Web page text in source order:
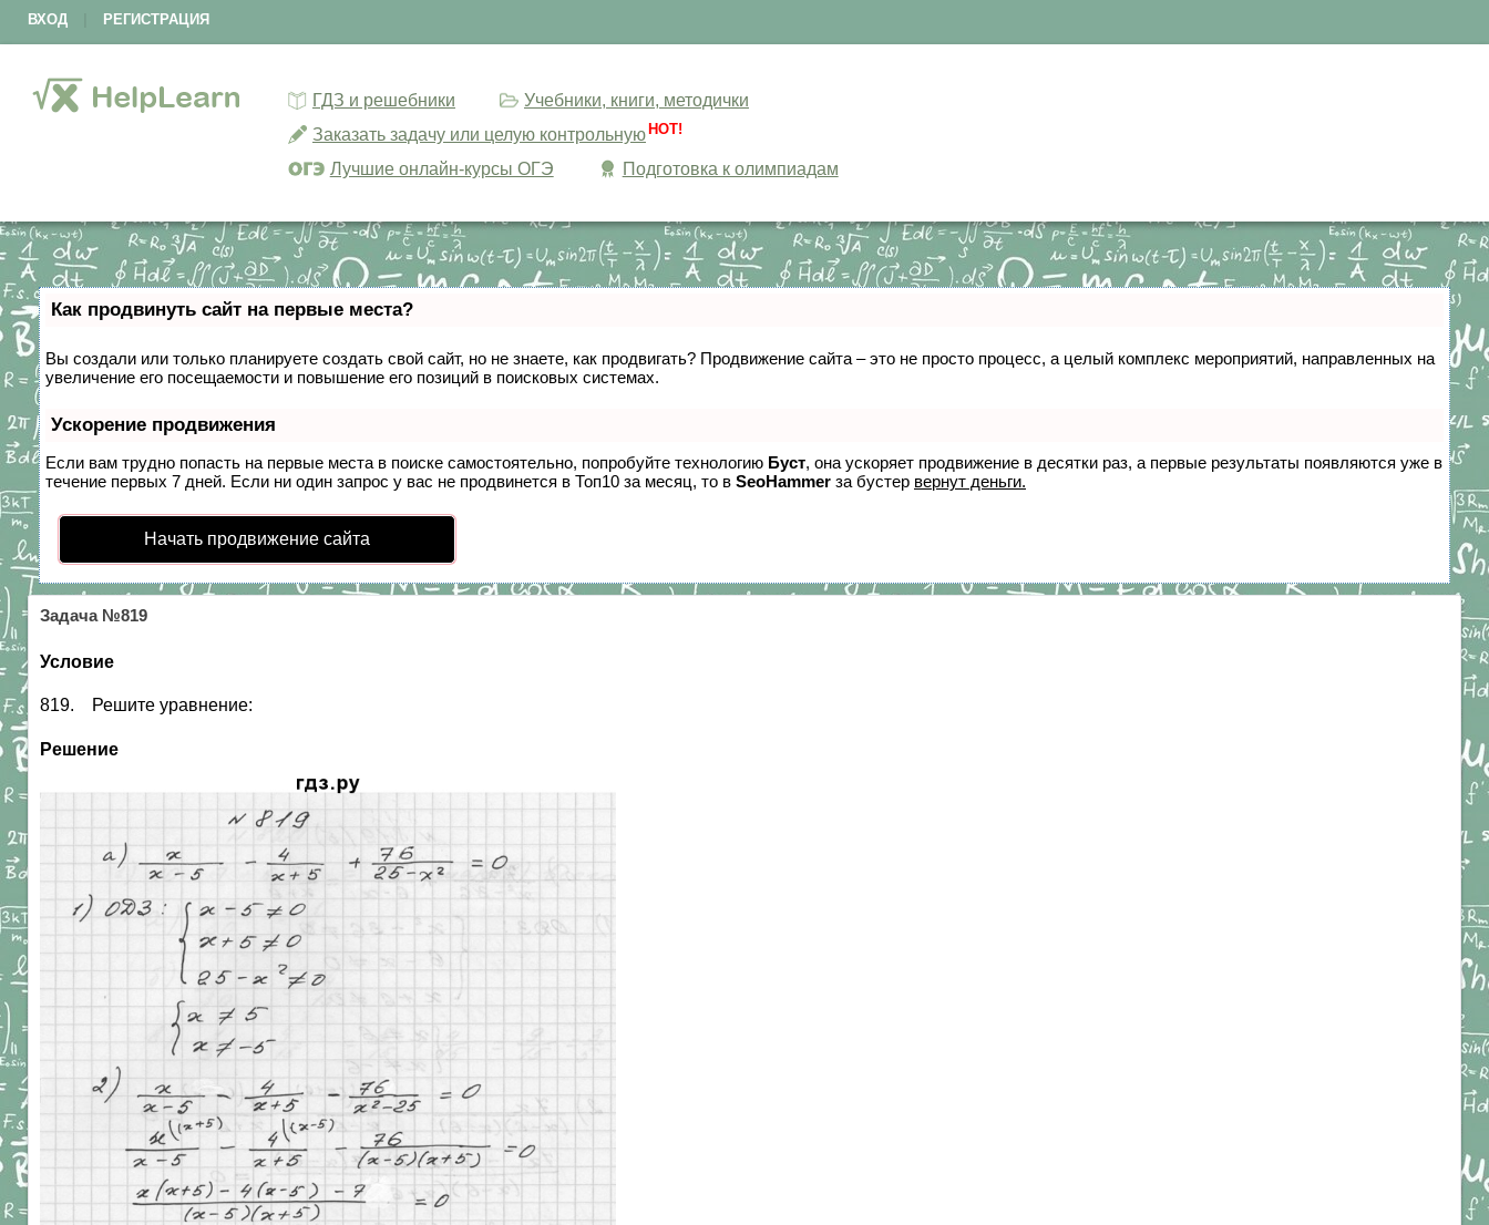
ВХОД РЕГИСТРАЦИЯ
ГДЗ и решебники
Учебники, книги, методички
Заказать задачу или целую контрольную HOT!
Лучшие онлайн-курсы ОГЭ Подготовка к олимпиадам
Как продвинуть сайт на первые места?
Вы создали или только планируете создать свой сайт, но не знаете, как продвигать? Продвижение сайта – это не просто процесс, а целый комплекс мероприятий, направленных на
увеличение его посещаемости и повышение его позиций в поисковых системах.
Ускорение продвижения
Если вам трудно попасть на первые места в поиске самостоятельно, попробуйте технологию Буст, она ускоряет продвижение в десятки раз, а первые результаты появляются уже в
течение первых 7 дней. Если ни один запрос у вас не продвинется в Топ10 за месяц, то в SeoHammer за бустер вернут деньги.
Начать продвижение сайта
Задача №819
Условие
819. Решите уравнение:
Решение